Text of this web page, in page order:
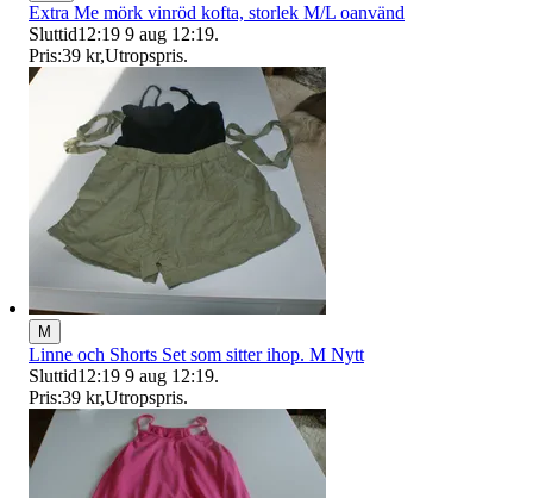
Extra Me mörk vinröd kofta, storlek M/L oanvänd
Sluttid12:19 9 aug 12:19.
Pris:39 kr,Utropspris.
M
Linne och Shorts Set som sitter ihop. M Nytt
Sluttid12:19 9 aug 12:19.
Pris:39 kr,Utropspris.